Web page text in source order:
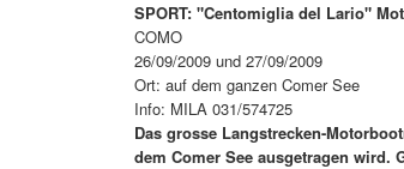
SPORT: "Centomiglia del Lario"
COMO
26/09/2009 und 27/09/2009
Ort: auf dem ganzen Comer See
Info: MILA 031/574725
Das grosse Langstrecken-
dem Comer See ausgetragen wird.